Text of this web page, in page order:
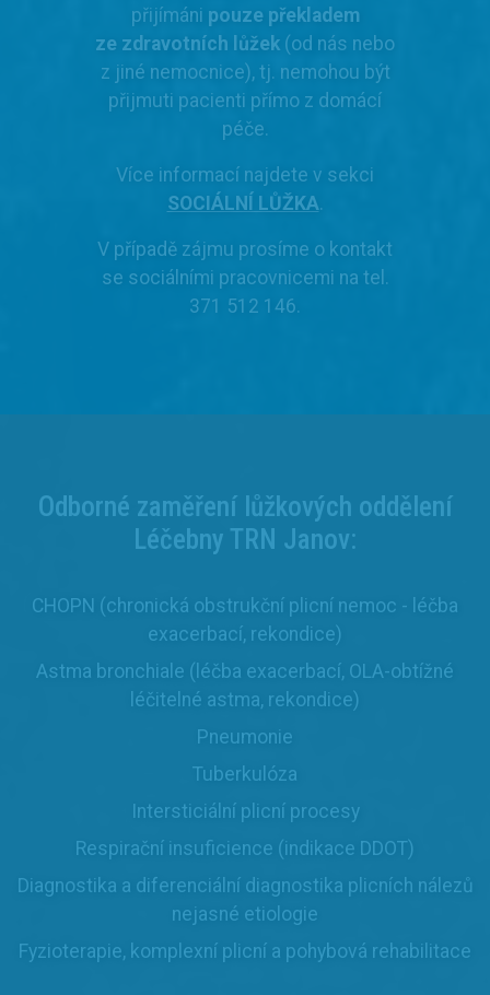
přijímáni pouze překladem
ze zdravotních lůžek (od nás nebo
z jiné nemocnice), tj. nemohou být
přijmuti pacienti přímo z domácí
péče.
Více informací najdete v sekci
SOCIÁLNÍ LŮŽKA.
V případě zájmu prosíme o kontakt
se sociálními pracovnicemi na tel.
371 512 146.
Odborné zaměření lůžkových oddělení
Léčebny TRN Janov:
CHOPN (chronická obstrukční plicní nemoc - léčba
exacerbací, rekondice)
Astma bronchiale (léčba exacerbací, OLA-obtížné
léčitelné astma, rekondice)
Pneumonie
Tuberkulóza
Intersticiální plicní procesy
Respirační insuficience (indikace DDOT)
Diagnostika a diferenciální diagnostika plicních nálezů
nejasné etiologie
Fyzioterapie, komplexní plicní a pohybová rehabilitace